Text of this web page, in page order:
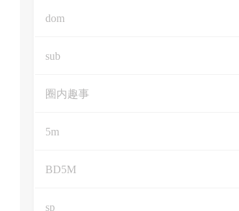
dom
sub
圈内趣事
5m
BD5M
sp